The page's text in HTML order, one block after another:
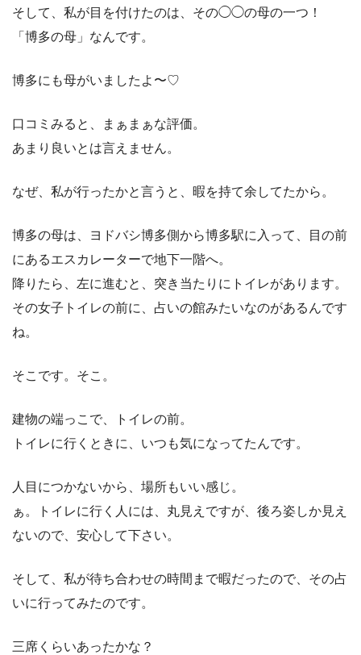
そして、私が目を付けたのは、その◯◯の母の一つ！
「博多の母」なんです。
博多にも母がいましたよ〜♡
口コミみると、まぁまぁな評価。
あまり良いとは言えません。
なぜ、私が行ったかと言うと、暇を持て余してたから。
博多の母は、ヨドバシ博多側から博多駅に入って、目の前
にあるエスカレーターで地下一階へ。
降りたら、左に進むと、突き当たりにトイレがあります。
その女子トイレの前に、占いの館みたいなのがあるんです
ね。
そこです。そこ。
建物の端っこで、トイレの前。
トイレに行くときに、いつも気になってたんです。
人目につかないから、場所もいい感じ。
ぁ。トイレに行く人には、丸見えですが、後ろ姿しか見え
ないので、安心して下さい。
そして、私が待ち合わせの時間まで暇だったので、その占
いに行ってみたのです。
三席くらいあったかな？